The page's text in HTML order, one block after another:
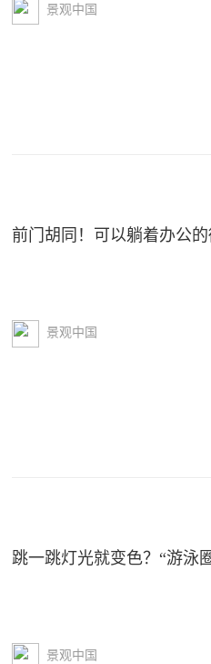
景观中国
前门胡同！可以躺着办公
景观中国
跳一跳灯光就变色？“游泳
景观中国